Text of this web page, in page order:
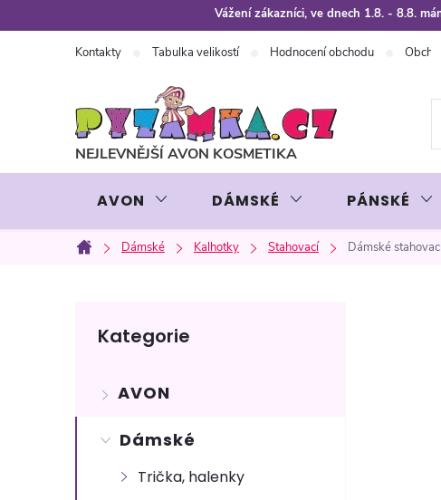
na
Vážení zákazníci, ve dnech 1.8. - 8.8.
Kontakty Tabulka velikostí Hodnocení obchodu
AVON DÁMSKÉ PÁNSKÉ
Domů
Dámské Kalhotky Stahovací Dámské
s
kategorie
Kategorie
AVON
Dámské
Trička, halenky